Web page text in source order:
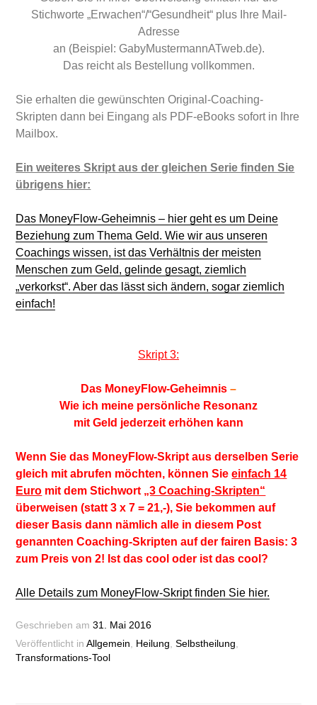
Stichworte „Erwachen“/“Gesundheit“ plus Ihre Mail-
Adresse
an (Beispiel: GabyMustermannATweb.de).
Das reicht als Bestellung vollkommen.
Sie erhalten die gewünschten Original-Coaching-
Skripten dann bei Eingang als PDF-eBooks sofort in Ihre
Mailbox.
Ein weiteres Skript aus der gleichen Serie finden Sie
übrigens hier:
Das MoneyFlow-Geheimnis – hier geht es um Deine
Beziehung zum Thema Geld. Wie wir aus unseren
Coachings wissen, ist das Verhältnis der meisten
Menschen zum Geld, gelinde gesagt, ziemlich
„verkorkst“. Aber das lässt sich ändern, sogar ziemlich
einfach!
Skript 3:
Das MoneyFlow-Geheimnis –
Wie ich meine persönliche Resonanz
mit Geld jederzeit erhöhen kann
Wenn Sie das MoneyFlow-Skript aus derselben Serie
gleich mit abrufen möchten, können Sieeinfach 14
Euro mit dem Stichwort „3 Coaching-Skripten“
überweisen (statt 3 x 7 = 21,-), Sie bekommen auf
dieser Basis dann nämlich alle in diesem Post
genannten Coaching-Skripten auf der fairen Basis: 3
zum Preis von 2! Ist das cool oder ist das cool?
Alle Details zum MoneyFlow-Skript finden Sie hier.
Geschrieben am31. Mai 2016
Veröffentlicht inAllgemein Heilung ,Selbstheilung
Transformations-Tool